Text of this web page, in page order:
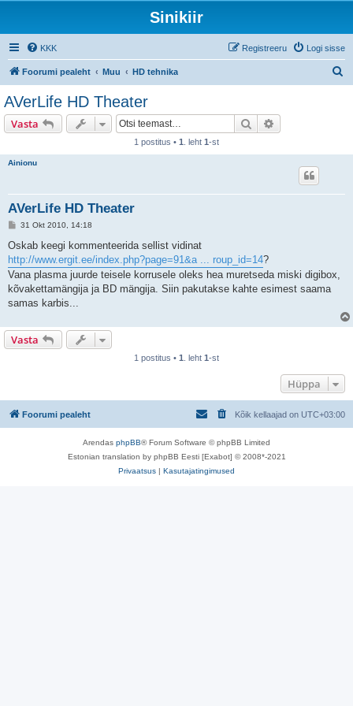
Sinikiir
KKK Logi sisse
Registreeru
Foorumi pealeht Muu HD tehnika
AVerLife HD Theater
Vasta Otsi
1 postitus • 1 . leht 1-st
Ainionu
AVerLife HD Theater
P
s
i
t
u
s
31 Okt 2010, 14:18
Oskab keegi kommenteerida sellist vidinat
http://www.ergit.ee/index.php?page=91&a ... roup_id=14?
Vana plasma juurde teisele korrusele oleks hea muretseda miski digibox,
kõvakettamängija ja BD mängija. Siin pakutakse kahte esimest saama
samas karbis...
Vasta
1 postitus • 1 . leht 1-st
Hüppa
Foorumi pealeht Kõik kellaajad on UTC+03:00
Arendas phpBB® Forum Software © phpBB Limited
Estonian translation by phpBB Eesti [Exabot] © 2008*-2021
Privaatsus | Kasutajatingimused